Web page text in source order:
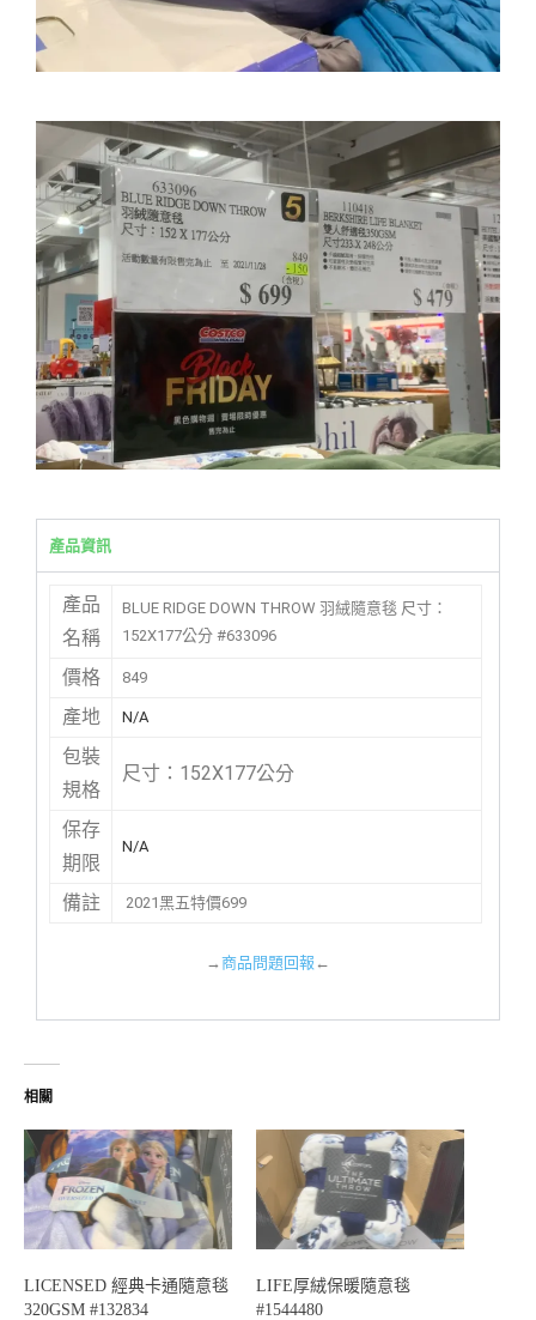
產品資訊
產品
名稱
BLUE RIDGE DOWN THROW 羽絨隨意毯 尺寸：
152X177公分 #633096
價格 849
產地 N/A
包裝
規格
尺寸：152X177公分
保存
期限
N/A
備註 2021黑五特價699
→ 商品問題回報 ←
相關
LICENSED 經典卡通隨意毯
320GSM #132834
LIFE厚絨保暖隨意毯
#1544480